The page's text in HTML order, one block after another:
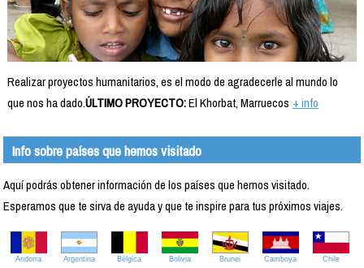
Realizar proyectos humanitarios, es el modo de agradecerle al mundo lo
que nos ha dado.ÚLTIMO PROYECTO:El Khorbat, Marruecos + info
Info sobre países que hemos visitado
Aquí podrás obtener información de los países que hemos visitado.
Esperamos que te sirva de ayuda y que te inspire para tus próximos viajes.
Andorra Argentina Bélgica Bolivia Brunei Camboya Chile